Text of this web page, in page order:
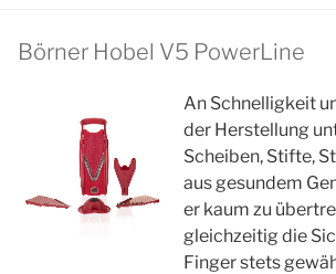
Börner Hobel V5 PowerLine
An Schnelligkeit
der Herstellung
Scheiben, Stifte,
aus gesundem
er kaum zu
gleichzeitig die
Finger stets